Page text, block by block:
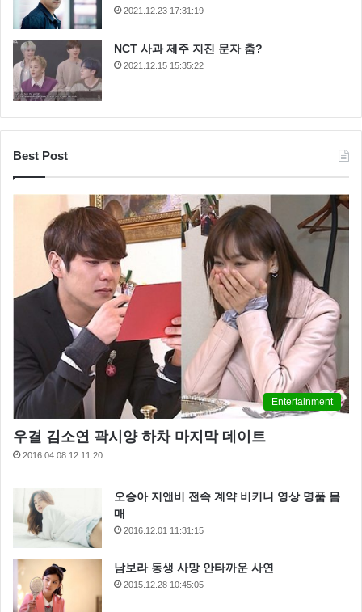
스포츠아나운서출신배우 여배우
웹드라마 황보미 황보미 나이
황보미 남자친구 황보미 인스타그램
2021.12.23 17:31:19
NCT 사과 제주 지진 문자 춤?
2021.12.15 15:35:22
Best Post
Entertainment
우결 김소연 곽시양 하차 마지막 데이트
2016.04.08 12:11:20
오승아 지앤비 전속 계약 비키니 영상 명품 몸
매
2016.12.01 11:31:15
남보라 동생 사망 안타까운 사연
2015.12.28 10:45:05